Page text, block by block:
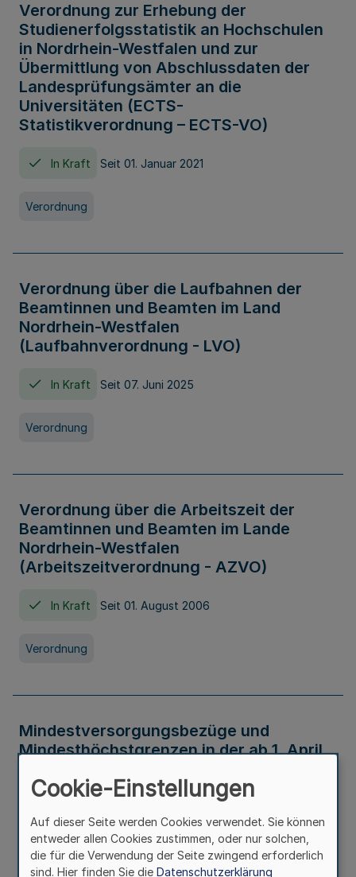
Verordnung zur Erhebung der
Studienerfolgsstatistik an Hochschulen
in Nordrhein-Westfalen und zur
Übermittlung von Abschlussdaten der
Landesprüfungsämter an die
Universitäten (ECTS-
Statistikverordnung – ECTS-VO)
In Kraft Seit 01. Januar 2021
Verordnung
Verordnung über die Laufbahnen der
Beamtinnen und Beamten im Land
Nordrhein-Westfalen
(Laufbahnverordnung - LVO)
In Kraft Seit 07. Juni 2025
Verordnung
Verordnung über die Arbeitszeit der
Beamtinnen und Beamten im Lande
Nordrhein-Westfalen
(Arbeitszeitverordnung - AZVO)
In Kraft Seit 01. August 2006
Verordnung
Mindestversorgungsbezüge und
Mindesthöchstgrenzen in der ab 1. April
Verwaltungsvorschrift
Cookie-Einstellungen
Auf dieser Seite werden Cookies verwendet. Sie können
entweder allen Cookies zustimmen, oder nur solchen,
die für die Verwendung der Seite zwingend erforderlich
sind. Hier finden Sie die Datenschutzerklärung